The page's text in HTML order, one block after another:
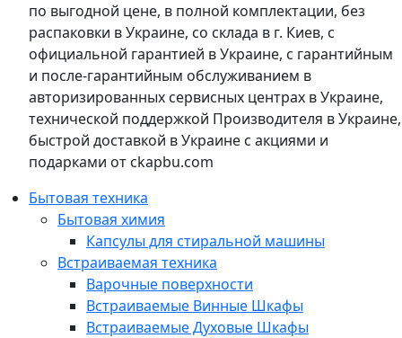
по выгодной цене, в полной комплектации, без
распаковки в Украине, со склада в г. Киев, с
официальной гарантией в Украине, с гарантийным
и после-гарантийным обслуживанием в
авторизированных сервисных центрах в Украине,
технической поддержкой Производителя в Украине,
быстрой доставкой в Украине с акциями и
подарками от ckapbu.com
Бытовая техника
Бытовая химия
Капсулы для стиральной машины
Встраиваемая техника
Варочные поверхности
Встраиваемые Винные Шкафы
Встраиваемые Духовые Шкафы